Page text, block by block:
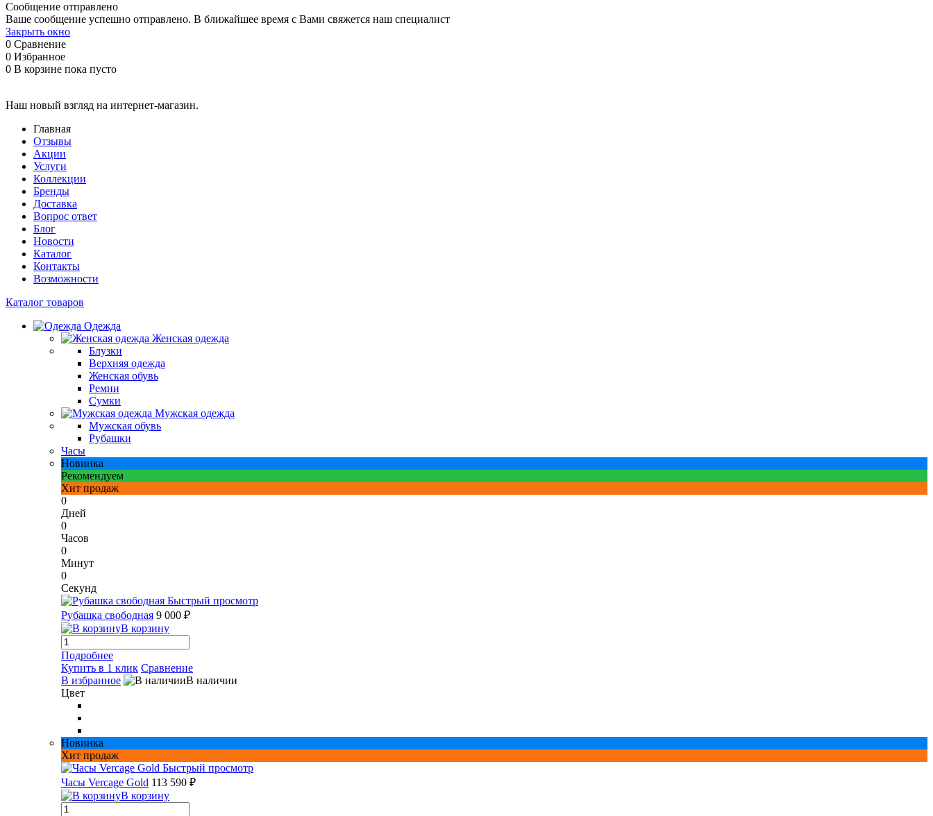
Сообщение отправлено
Ваше сообщение успешно отправлено. В ближайшее время с Вами свяжется наш специалист
Закрыть окно
0 Сравнение
0 Избранное
0 В корзине пока пусто
Наш новый взгляд на интернет-магазин.
Главная
Отзывы
Акции
Услуги
Коллекции
Бренды
Доставка
Вопрос ответ
Блог
Новости
Каталог
Контакты
Возможности
Каталог товаров
Одежда
Женская одежда
Блузки
Верхняя одежда
Женская обувь
Ремни
Сумки
Мужская одежда
Мужская обувь
Рубашки
Часы
Новинка
Рекомендуем
Хит продаж
0
Дней
0
Часов
0
Минут
0
Секунд
Быстрый просмотр
Рубашка свободная 9 000 ₽
В корзину
Подробнее
Купить в 1 клик Сравнение
В избранное
В наличии
Цвет
Новинка
Хит продаж
Быстрый просмотр
Часы Vercage Gold 113 590 ₽
В корзину